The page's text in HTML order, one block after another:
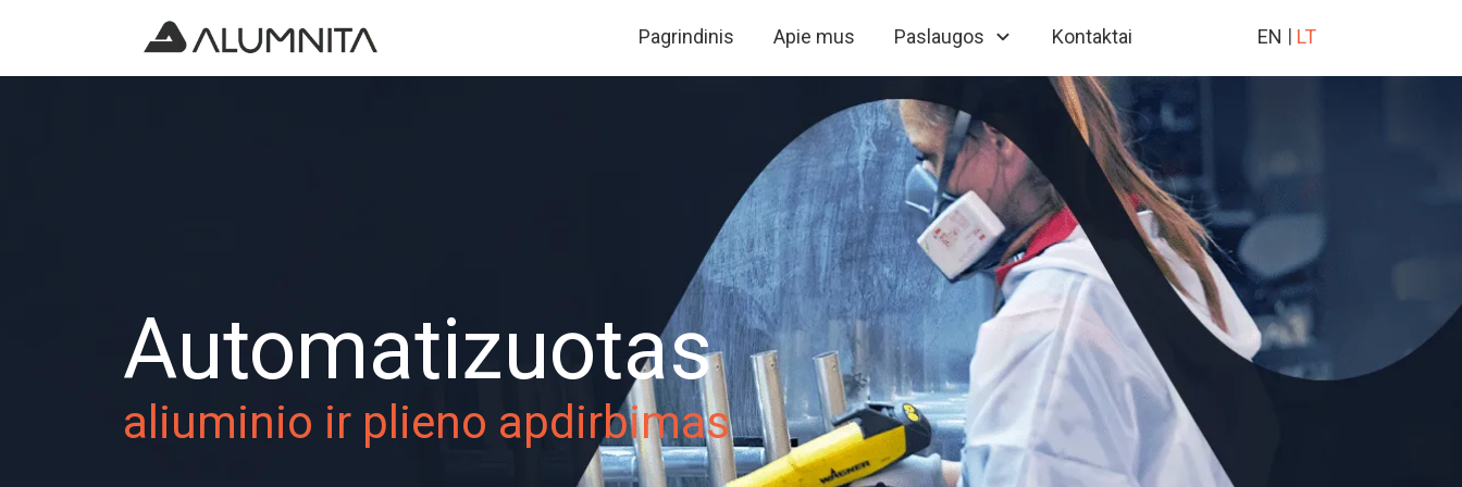
Pagrindinis Apie mus Paslaugos Kontaktai EN LT
Automatizuotas
aliuminio ir plieno apdirbimas